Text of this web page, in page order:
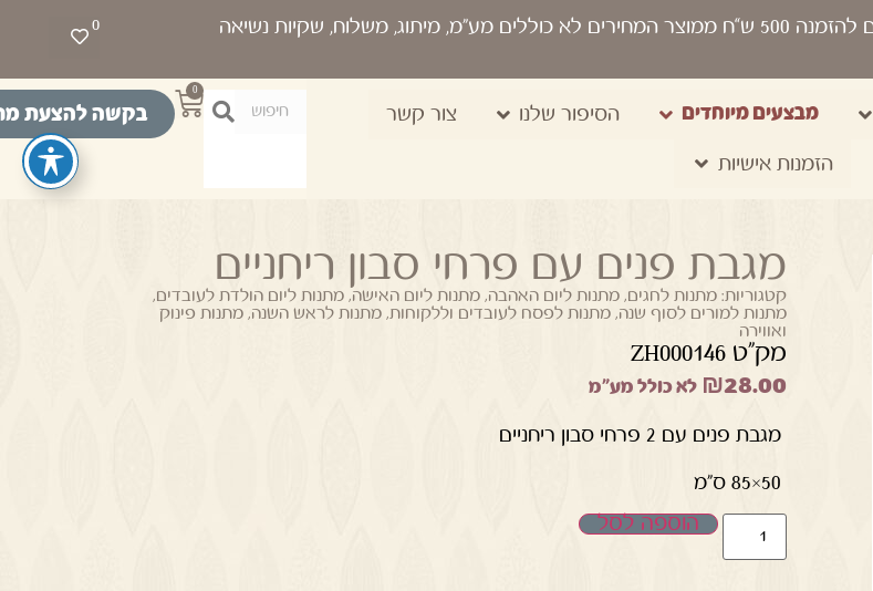
0 לא כוללים מע"מ, מיתוג, משלוח, שקיות נשיאה
מבצעים מיוחדים הסיפור שלנו צור קשר
הזמנות אישיות
0
בקשה להצעת
מגבת פנים עם פרחי סבון ריחניים
קטגוריות: מתנות לחגים,מתנות ליום האהבה,מתנות ליום האישה,מתנות ליום הולדת לעובדים,
מתנות למורים לסוף שנה,מתנות לפסח לעובדים וללקוחות,מתנות לראש השנה,מתנות פינוק
ואווירה
מק"ט ZH000146
₪28.00 לא כולל מע"מ
מגבת פנים עם 2 פרחי סבון ריחניים
50×85 ס”מ
הוספה לסל